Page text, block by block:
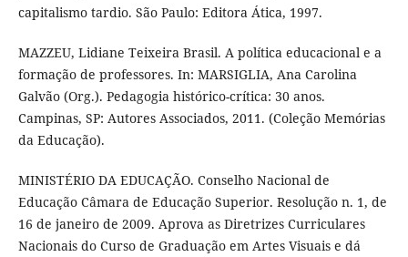
capitalismo tardio. São Paulo: Editora Ática, 1997.
MAZZEU, Lidiane Teixeira Brasil. A política educacional e a
formação de professores. In: MARSIGLIA, Ana Carolina
Galvão (Org.). Pedagogia histórico-crítica: 30 anos.
Campinas, SP: Autores Associados, 2011. (Coleção Memórias
da Educação).
MINISTÉRIO DA EDUCAÇÃO. Conselho Nacional de
Educação Câmara de Educação Superior. Resolução n. 1, de
16 de janeiro de 2009. Aprova as Diretrizes Curriculares
Nacionais do Curso de Graduação em Artes Visuais e dá